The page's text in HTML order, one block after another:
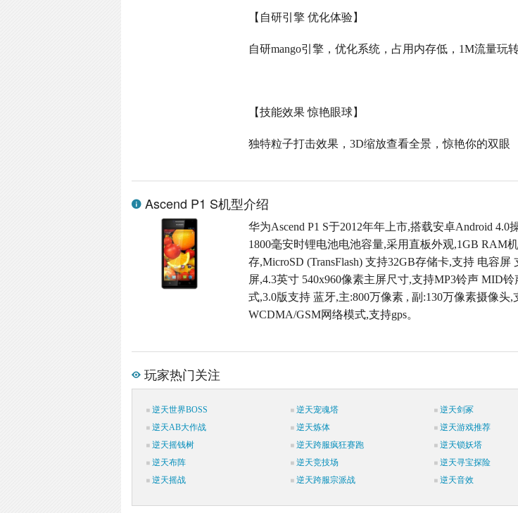
【自研引擎 优化体验】
自研mango引擎，优化系统，占用内存低， 1M流量玩
【技能效果 惊艳眼球】
独特粒子打击效果，3D缩放查看全景，惊艳你的双眼
Ascend P1 S机型介绍
华为Ascend P1 S于2012年年上市,搭载安卓Android 4.0
1800毫安时锂电池电池容量,采用直板外观,1GB RAM
存,MicroSD (TransFlash) 支持32GB存储卡,支持 电容屏
屏,4.3英寸 540x960像素主屏尺寸,支持MP3铃声 MID铃
式,3.0版支持 蓝牙,主:800万像素 , 副:130万像素摄像头,
WCDMA/GSM网络模式,支持gps。
玩家热门关注
逆天世界BOSS 逆天宠魂塔
逆天剑冢
逆天AB大作战
逆天炼体
逆天游戏推荐
逆天摇钱树
逆天跨服疯狂赛跑
逆天锁妖塔
逆天布阵
逆天竞技场
逆天寻宝探险
逆天摇战
逆天跨服宗派战 逆天音效